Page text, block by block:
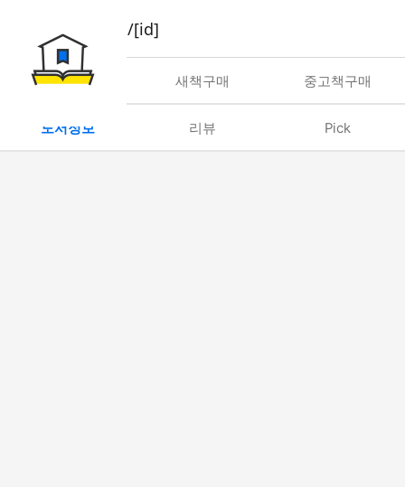
book/rent/[id]
대여 새책구매 중고책구매
도서정보 리뷰 Pick